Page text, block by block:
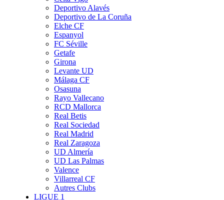
Deportivo Alavés
Deportivo de La Coruña
Elche CF
Espanyol
FC Séville
Getafe
Girona
Levante UD
Málaga CF
Osasuna
Rayo Vallecano
RCD Mallorca
Real Betis
Real Sociedad
Real Madrid
Real Zaragoza
UD Almería
UD Las Palmas
Valence
Villarreal CF
Autres Clubs
LIGUE 1